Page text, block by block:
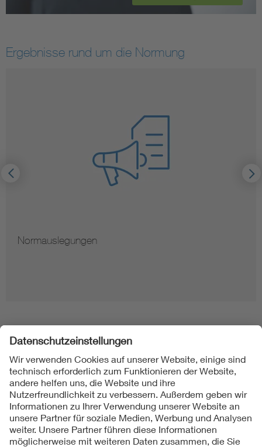
Ergebnisse rund um die Normung
Normauslegungen
Folgen Sie uns